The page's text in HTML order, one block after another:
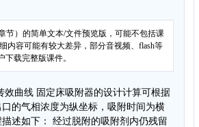
节）的简单文本/文件预览版，可能不包括课
内容可能有较大差异，部分音视频、flash等
载完整版课件。
效曲线 固定床吸附器的设计计算可根据
的气相浓度为纵坐标，吸附时间为横
述如下： 经过脱附的吸附剂内仍残留